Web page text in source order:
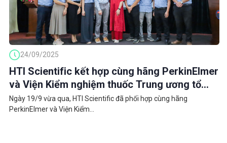
24/09/2025
HTI Scientific kết hợp cùng hãng PerkinElmer
và Viện Kiểm nghiệm thuốc Trung ương tổ
chức Hội thảo chuyên đề: Kiểm soát tồn dư
kim loại trong Dược phẩm, Mỹ phẩm và Thực
Ngày 19/9 vừa qua, HTI Scientific đã phối hợp cùng hãng
PerkinElmer và Viện Kiểm...